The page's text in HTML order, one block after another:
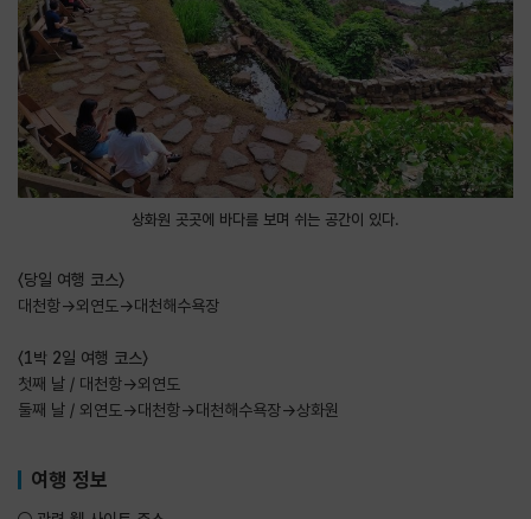
상화원 곳곳에 바다를 보며 쉬는 공간이 있다.
〈당일 여행 코스〉
대천항→외연도→대천해수욕장
〈1박 2일 여행 코스〉
첫째 날 / 대천항→외연도
둘째 날 / 외연도→대천항→대천해수욕장→상화원
여행 정보